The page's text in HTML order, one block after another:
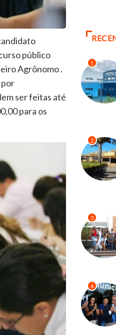
público
Agrônomo .
por
ser feitas até
para os
1
2
3
4